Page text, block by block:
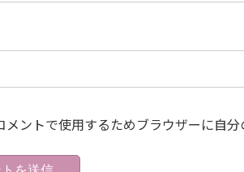
メントで使用するためブラウザーに自